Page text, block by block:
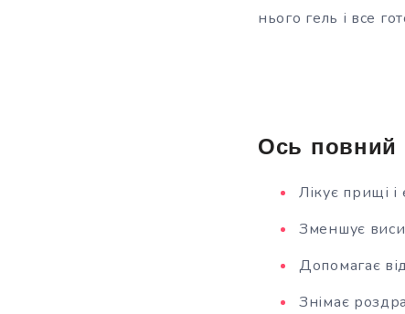
нього гель і все
Ось повний
Лікує прищі і
Зменшує
Допомагає
Знімає